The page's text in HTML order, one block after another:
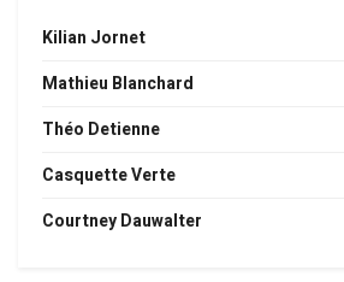
Kilian Jornet
Mathieu Blanchard
Théo Detienne
Casquette Verte
Courtney Dauwalter